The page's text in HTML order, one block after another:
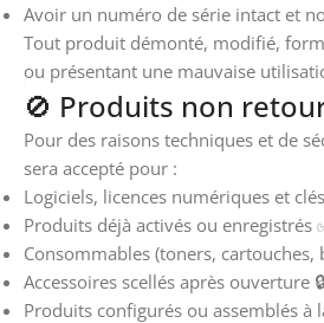
Avoir un numéro de série intact et
Tout produit démonté, modifié,
ou présentant une mauvaise
🚫 Produits non
Pour des raisons techniques et de
sera accepté pour :
Logiciels, licences numériques et
Produits déjà activés ou enregistrés
Consommables (toners, cartouches,
Accessoires scellés après ouverture
Produits configurés ou assemblés à